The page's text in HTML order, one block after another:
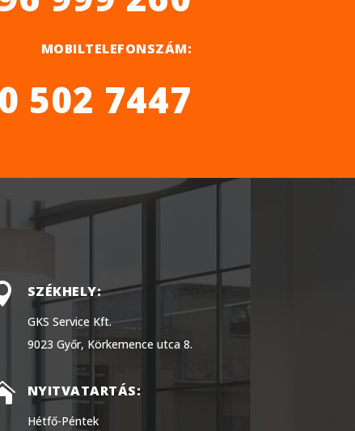
MOBILTELEFONSZÁM:
502 7447
SZÉKHELY:
GKS Service Kft.
9023 Győr, Körkemence utca 8.
NYITVATARTÁS:
Hétfő-Péntek